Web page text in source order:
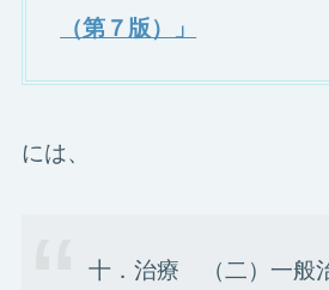
（第７版）」
には、
十．治療 （二）一般